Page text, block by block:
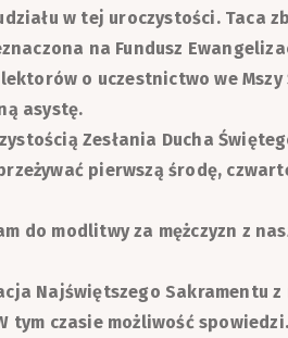
w tej uroczystości. Taca
na Fundusz
o uczestnictwo we Mszy
asystę.
Zesłania Ducha
pierwszą środę,
do modlitwy za mężczyzn z
Najświętszego Sakramentu
tym czasie możliwość